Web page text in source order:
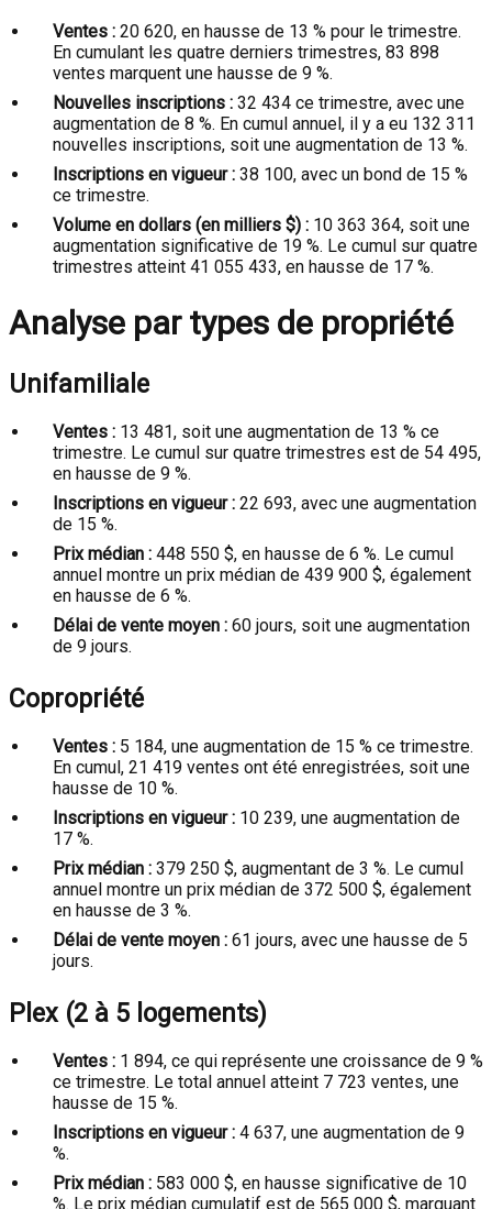
Ventes : 20 620, en hausse de 13 % pour le trimestre.
En cumulant les quatre derniers trimestres, 83 898
ventes marquent une hausse de 9 %.
Nouvelles inscriptions : 32 434 ce trimestre, avec une
augmentation de 8 %. En cumul annuel, il y a eu 132 311
nouvelles inscriptions, soit une augmentation de 13 %.
Inscriptions en vigueur : 38 100, avec un bond de 15 %
ce trimestre.
Volume en dollars (en milliers $) : 10 363 364, soit une
augmentation significative de 19 %. Le cumul sur quatre
trimestres atteint 41 055 433, en hausse de 17 %.
Analyse par types de propriété
Unifamiliale
Ventes : 13 481, soit une augmentation de 13 % ce
trimestre. Le cumul sur quatre trimestres est de 54 495,
en hausse de 9 %.
Inscriptions en vigueur : 22 693, avec une augmentation
de 15 %.
Prix médian : 448 550 $, en hausse de 6 %. Le cumul
annuel montre un prix médian de 439 900 $, également
en hausse de 6 %.
Délai de vente moyen : 60 jours, soit une augmentation
de 9 jours.
Copropriété
Ventes : 5 184, une augmentation de 15 % ce trimestre.
En cumul, 21 419 ventes ont été enregistrées, soit une
hausse de 10 %.
Inscriptions en vigueur : 10 239, une augmentation de
17 %.
Prix médian : 379 250 $, augmentant de 3 %. Le cumul
annuel montre un prix médian de 372 500 $, également
en hausse de 3 %.
Délai de vente moyen : 61 jours, avec une hausse de 5
jours.
Plex (2 à 5 logements)
Ventes : 1 894, ce qui représente une croissance de 9 %
ce trimestre. Le total annuel atteint 7 723 ventes, une
hausse de 15 %.
Inscriptions en vigueur : 4 637, une augmentation de 9
%.
Prix médian : 583 000 $, en hausse significative de 10
%. Le prix médian cumulatif est de 565 000 $, marquant